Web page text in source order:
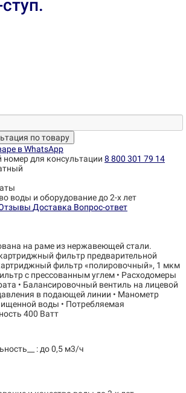
по товару
в WhatsApp
номер для консультации 8 800 301 79 14
воды и оборудование до 2-х лет
Доставка Вопрос-ответ
на раме из нержавеющей стали.
фильтр предварительной
фильтр «полировочный», 1 мкм
с прессованным углем • Расходомеры
• Балансировочный вентиль на лицевой
в подающей линии • Манометр
воды • Потребляемая
400 Ватт
: до 0,5 м3/ч